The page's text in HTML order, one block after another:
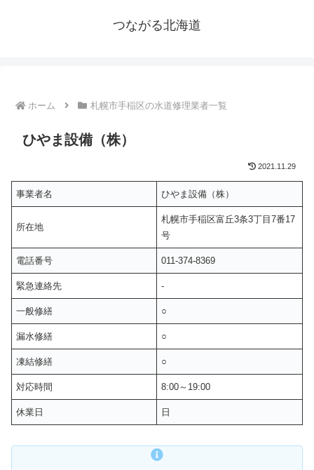
つながる北海道
ホーム 札幌市手稲区の水道修理業者一覧
ひやま設備（株）
2021.11.29
事業者名 ひやま設備（株）
所在地
札幌市手稲区富丘3条3丁目7番17
号
電話番号 011-374-8369
緊急連絡先 -
一般修繕 ○
漏水修繕 ○
凍結修繕 ○
対応時間 8:00～19:00
休業日 日